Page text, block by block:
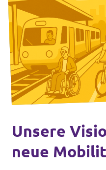
Unsere
neue